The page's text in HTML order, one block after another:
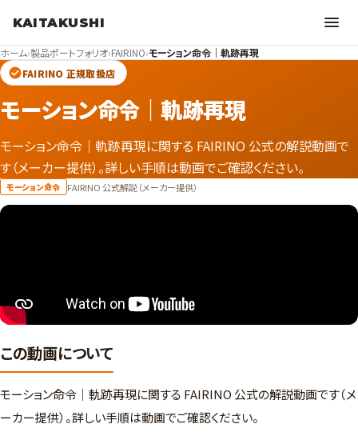
KAITAKUSHI
ホーム›製品ポートフォリオ›FAIRINO›モーション命令｜軌跡再現
FAIRINO 正規取扱店
モーション命令｜軌跡再現
モーション命令｜軌跡再現に関する FAIRINO 公式の解説動画で
す（メーカー提供）。詳しい手順は動画でご確認ください。
モーション命令 FAIRINO 公式解説（メーカー提供）
この動画について
モーション命令｜軌跡再現に関する FAIRINO 公式の解説動画です（メ
ーカー提供）。詳しい手順は動画でご確認ください。